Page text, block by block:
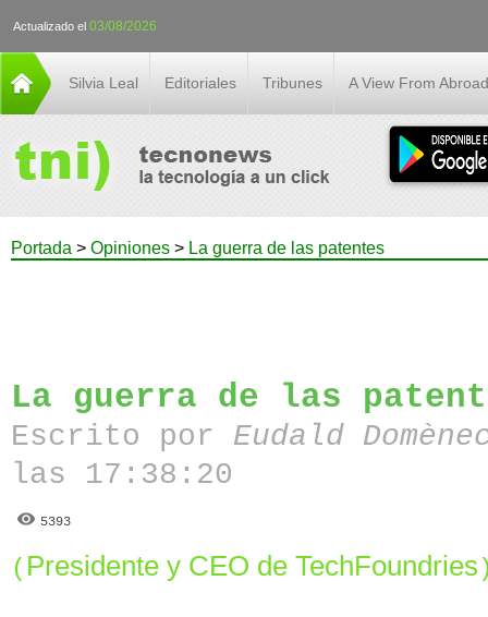
Actualizado el 03/08/2026
Silvia Leal Editoriales Tribunes A View From Abroad
Portada > Opiniones > La guerra de las patentes
La guerra de las
Escrito por Eudald
las 17:38:20
5393
( Presidente y CEO de TechFoundries